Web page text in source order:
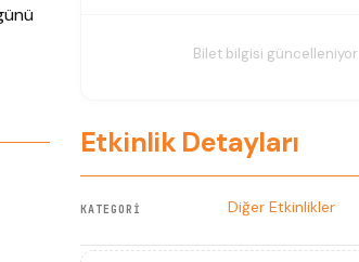
Bilet bilgisi güncelleniyor
Etkinlik Detayları
KATEGORI Diğer Etkinlikler